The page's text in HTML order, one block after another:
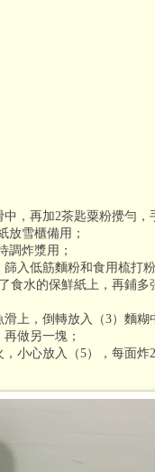
中，再加2茶匙粟粉攪勻，
放雪櫃備用；
調炸漿用；
入低筋麵粉和食用梳打
食水的保鮮紙上，再鋪
上，倒轉放入（3）麵糊
做另一塊；
小心放入（5），每面炸